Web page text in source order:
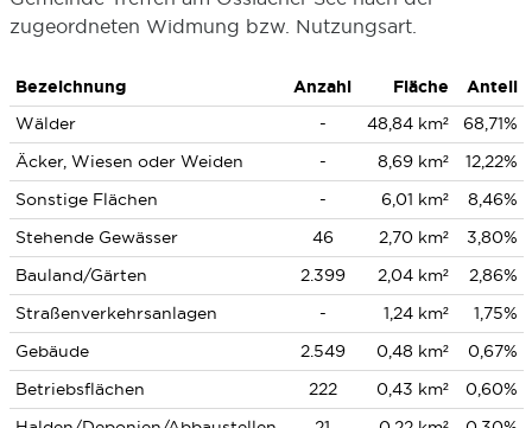
zugeordneten Widmung bzw. Nutzungsart.
Bezeichnung Anzahl Fläche
Anteil
Wälder
- 48,84 km²
68,71%
Äcker, Wiesen oder Weiden
- 8,69 km²
12,22%
Sonstige Flächen
- 6,01 km²
8,46%
Stehende Gewässer
46 2,70 km²
3,80%
Bauland/Gärten
2.399 2,04 km²
2,86%
Straßenverkehrsanlagen
- 1,24 km²
1,75%
Gebäude
2.549 0,48 km²
0,67%
Betriebsflächen
222 0,43 km²
0,60%